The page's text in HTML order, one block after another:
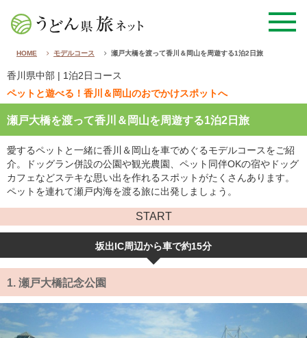
HOME モデルコース 瀬戸大橋を渡って香川＆岡山を周遊する1泊2日旅
香川県中部 | 1泊2日コース
ペットと遊べる！香川＆岡山のおでかけスポットへ
瀬戸大橋を渡って香川＆岡山を周遊する1泊2日旅
愛するペットと一緒に香川＆岡山を車でめぐるモデルコースをご紹
介。ドッグラン併設の公園や観光農園、ペット同伴OKの宿やドッグ
カフェなどステキな思い出を作れるスポットがたくさんあります。
ペットを連れて瀬戸内海を渡る旅に出発しましょう。
START
坂出IC周辺から車で約15分
1. 瀬戸大橋記念公園